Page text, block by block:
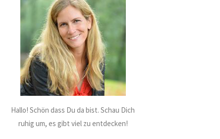
Hallo! Schön dass Du da bist. Schau Dich
ruhig um, es gibt viel zu entdecken!